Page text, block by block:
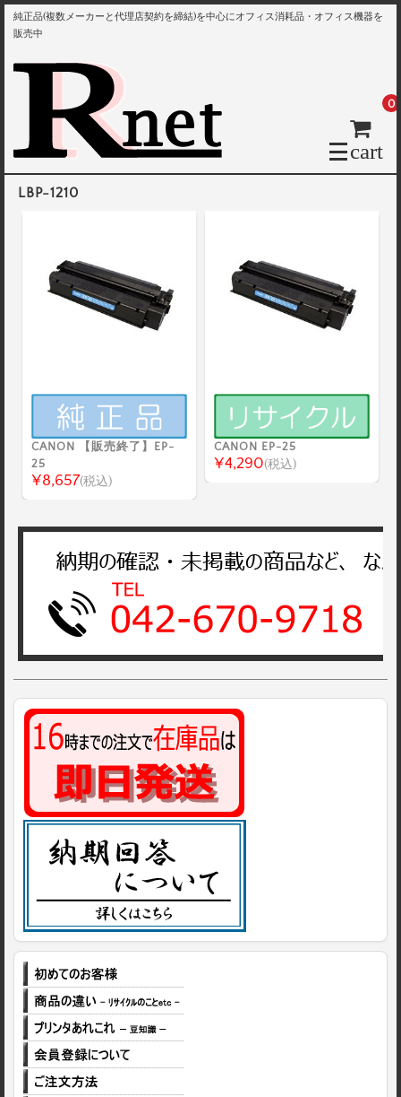
純正品(複数メーカーと代理店契約を締結)を中心にオフィス消耗品・オフィス機器を
販売中
cart
0
LBP-1210
CANON 【販売終了】EP-
25
¥8,657(税込)
CANON EP-25
¥4,290(税込)